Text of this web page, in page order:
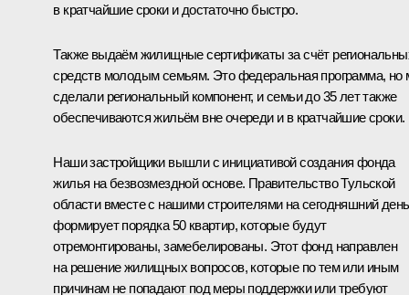
в кратчайшие сроки и достаточно быстро.
Также выдаём жилищные сертификаты за счёт
средств молодым семьям. Это федеральная программа, но
сделали региональный компонент, и семьи до 35 лет также
обеспечиваются жильём вне очереди и в кратчайшие сроки.
Наши застройщики вышли с инициативой создания фонда
жилья на безвозмездной основе. Правительство Тульской
области вместе с нашими строителями на сегодняшний день
формирует порядка 50 квартир, которые будут
отремонтированы, замебелированы. Этот фонд направлен
на решение жилищных вопросов, которые по тем или иным
причинам не попадают под меры поддержки или требуют